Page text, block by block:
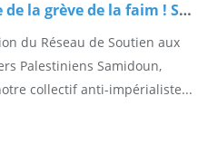
Victoire de la grève de la faim ! Salut aux Prisonniers Palestiniens et à leur lutte pour la libération !
du Réseau de Soutien aux
Palestiniens Samidoun,
collectif anti-impérialiste...